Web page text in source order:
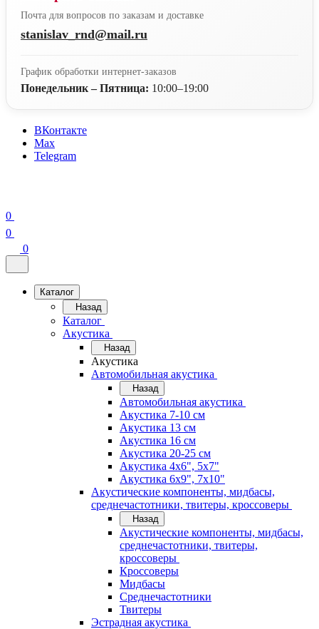
Почта для вопросов по заказам и доставке
stanislav_rnd@mail.ru
График обработки интернет-заказов
Понедельник – Пятница: 10:00–19:00
ВКонтакте
Max
Telegram
0
0
0
Каталог
Назад
Каталог
Акустика
Назад
Акустика
Автомобильная акустика
Назад
Автомобильная акустика
Акустика 7-10 см
Акустика 13 см
Акустика 16 см
Акустика 20-25 см
Акустика 4х6", 5х7"
Акустика 6х9", 7х10"
Акустические компоненты, мидбасы,
среднечастотники, твитеры, кроссоверы
Назад
Акустические компоненты, мидбасы,
среднечастотники, твитеры,
кроссоверы
Кроссоверы
Мидбасы
Среднечастотники
Твитеры
Эстрадная акустика